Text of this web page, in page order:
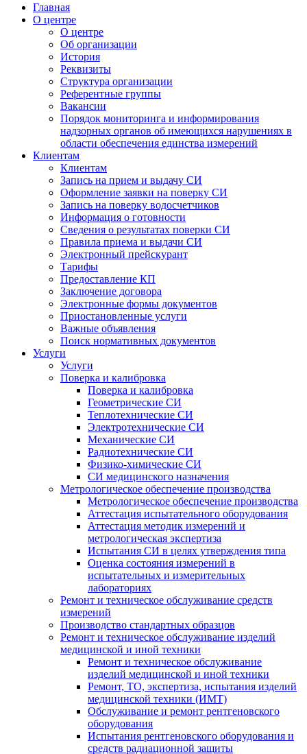
Главная
О центре
О центре
Об организации
История
Реквизиты
Структура организации
Референтные группы
Вакансии
Порядок мониторинга и информирования
надзорных органов об имеющихся нарушениях в
области обеспечения единства измерений
Клиентам
Клиентам
Запись на прием и выдачу СИ
Оформление заявки на поверку СИ
Запись на поверку водосчетчиков
Информация о готовности
Сведения о результатах поверки СИ
Правила приема и выдачи СИ
Электронный прейскурант
Тарифы
Предоставление КП
Заключение договора
Электронные формы документов
Приостановленные услуги
Важные объявления
Поиск нормативных документов
Услуги
Услуги
Поверка и калибровка
Поверка и калибровка
Геометрические СИ
Теплотехнические СИ
Электротехнические СИ
Механические СИ
Радиотехнические СИ
Физико-химические СИ
СИ медицинского назначения
Метрологическое обеспечение производства
Метрологическое обеспечение производства
Аттестация испытательного оборудования
Аттестация методик измерений и
метрологическая экспертиза
Испытания СИ в целях утверждения типа
Оценка состояния измерений в
испытательных и измерительных
лабораториях
Ремонт и техническое обслуживание средств
измерений
Производство стандартных образцов
Ремонт и техническое обслуживание изделий
медицинской и иной техники
Ремонт и техническое обслуживание
изделий медицинской и иной техники
Ремонт, ТО, экспертиза, испытания изделий
медицинской техники (ИМТ)
Обслуживание и ремонт рентгеновского
оборудования
Испытания рентгеновского оборудования и
средств радиационной защиты